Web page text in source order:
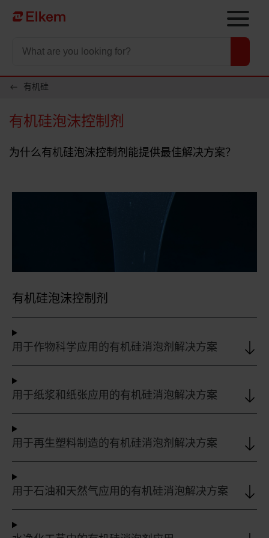
Skip to main content
To start page
有机硅
有机硅泡沫控制剂
为什么有机硅泡沫控制剂能提供最佳解决方案？
有机硅泡沫控制剂
用于作物科学应用的有机硅消泡剂解决方案
用于纸浆和纸张应用的有机硅消泡解决方案
用于再生塑料制造的有机硅消泡剂解决方案
用于石油和天然气应用的有机硅消泡解决方案